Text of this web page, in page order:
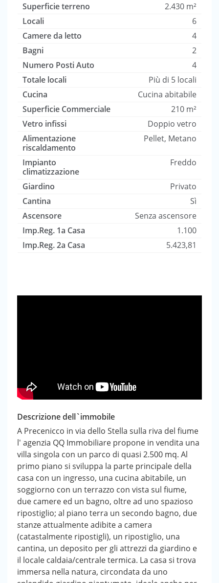
Superficie terreno
2.430 m²
Locali
6
Camere da letto
4
Bagni
2
Numero Posti Auto
4
Totale locali
Più di 5 locali
Cucina
Cucina abitabile
Superficie Commerciale
210 m²
Vetro infissi
Doppio vetro
Alimentazione
riscaldamento
Pellet, Metano
Impianto
climatizzazione
Freddo
Giardino
Privato
Cantina
Sì
Ascensore
Senza ascensore
Imp.Reg. 1a Casa
1.100
Imp.Reg. 2a Casa
5.423,81
Descrizione dell`immobile
A Precenicco in via dello Stella sulla riva del fiume
l' agenzia QQ Immobiliare propone in vendita una
villa singola con un parco di quasi 2.500 mq. Al
primo piano si sviluppa la parte principale della
casa con un ingresso, una cucina abitabile, un
soggiorno con un terrazzo con vista sul fiume,
due camere ed un bagno, oltre ad uno spazioso
ripostiglio; al piano terra un secondo bagno, due
stanze attualmente adibite a camera
(catastalmente ripostigli), un ripostiglio, una
cantina, un deposito per gli attrezzi da giardino e
il locale caldaia/centrale termica. La casa si trova
immersa nella natura, circondata da uno